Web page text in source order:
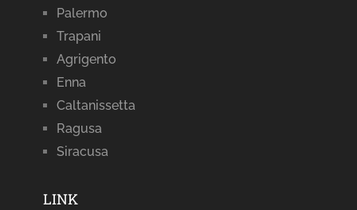
Palermo
Trapani
Agrigento
Enna
Caltanissetta
Ragusa
Siracusa
LINK